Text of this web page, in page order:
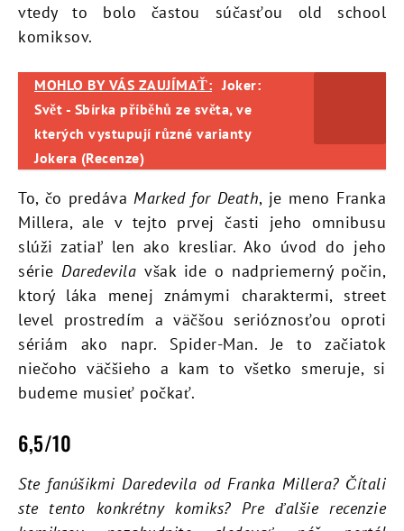
vtedy to bolo častou súčasťou old school
komiksov.
MOHLO BY VÁS ZAUJÍMAŤ: Joker:
Svět - Sbírka příběhů ze světa, ve
kterých vystupují různé varianty
Jokera (Recenze)
To, čo predávaMarked for Death, je meno Franka
Millera, ale v tejto prvej časti jeho omnibusu
slúži zatiaľ len ako kresliar. Ako úvod do jeho
sérieDaredevila však ide o nadpriemerný počin,
ktorý láka menej známymi charaktermi, street
level prostredím a väčšou serióznosťou oproti
sériám ako napr. Spider-Man. Je to začiatok
niečoho väčšieho a kam to všetko smeruje, si
budeme musieť počkať.
6,5/10
Ste fanúšikmi Daredevila od Franka Millera? Čítali
ste tento konkrétny komiks? Pre ďalšie recenzie